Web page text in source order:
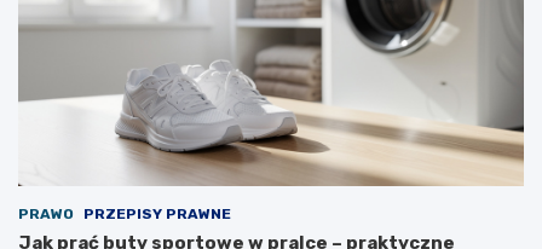
PRAWO PRZEPISY PRAWNE
Jak prać buty sportowe w pralce – praktyczne